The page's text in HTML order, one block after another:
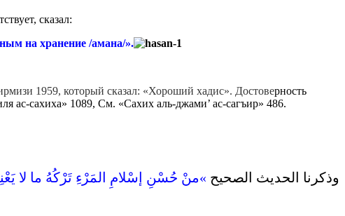
сказал:
на хранение /амана/».
1959, который сказал: «Хороший хадис». Достоверность
сахиха» 1089, См. «Сахих аль-джами’ ас-сагъир» 486.
وذكرنا الحديث الصحيح ‏ »‏منْ حُسْنِ إسْلامِ المَرْءِ تَرْكُهُ ما لا